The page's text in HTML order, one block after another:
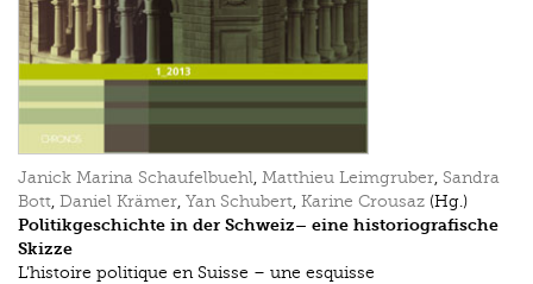
Janick Marina Schaufelbuehl, Matthieu Leimgruber, Sandra
Bott, Daniel Krämer, Yan Schubert, Karine Crousaz (Hg.)
Politikgeschichte in der Schweiz– eine historiografische
Skizze
L’histoire politique en Suisse – une esquisse